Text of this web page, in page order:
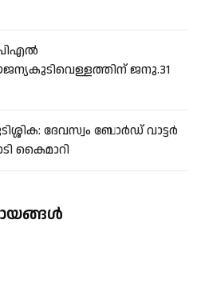
ജനു.31
ദേവസ്വം ബോർഡ് വാട്ടർ
കൈമാറി